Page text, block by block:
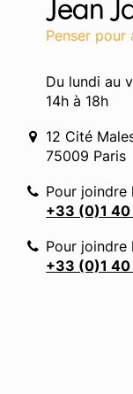
Penser pour
Du lundi au
14h à 18h
12 Cité
75009 Paris
Pour joindre
+33 (0)1
Pour joindre
+33 (0)1